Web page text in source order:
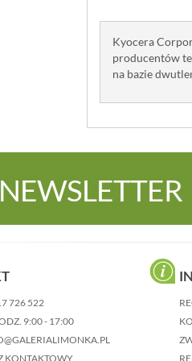
Kyocera
producentów
na bazie
NEWSLETTER
726 522
9:00 - 17:00
KONTAKTOWY